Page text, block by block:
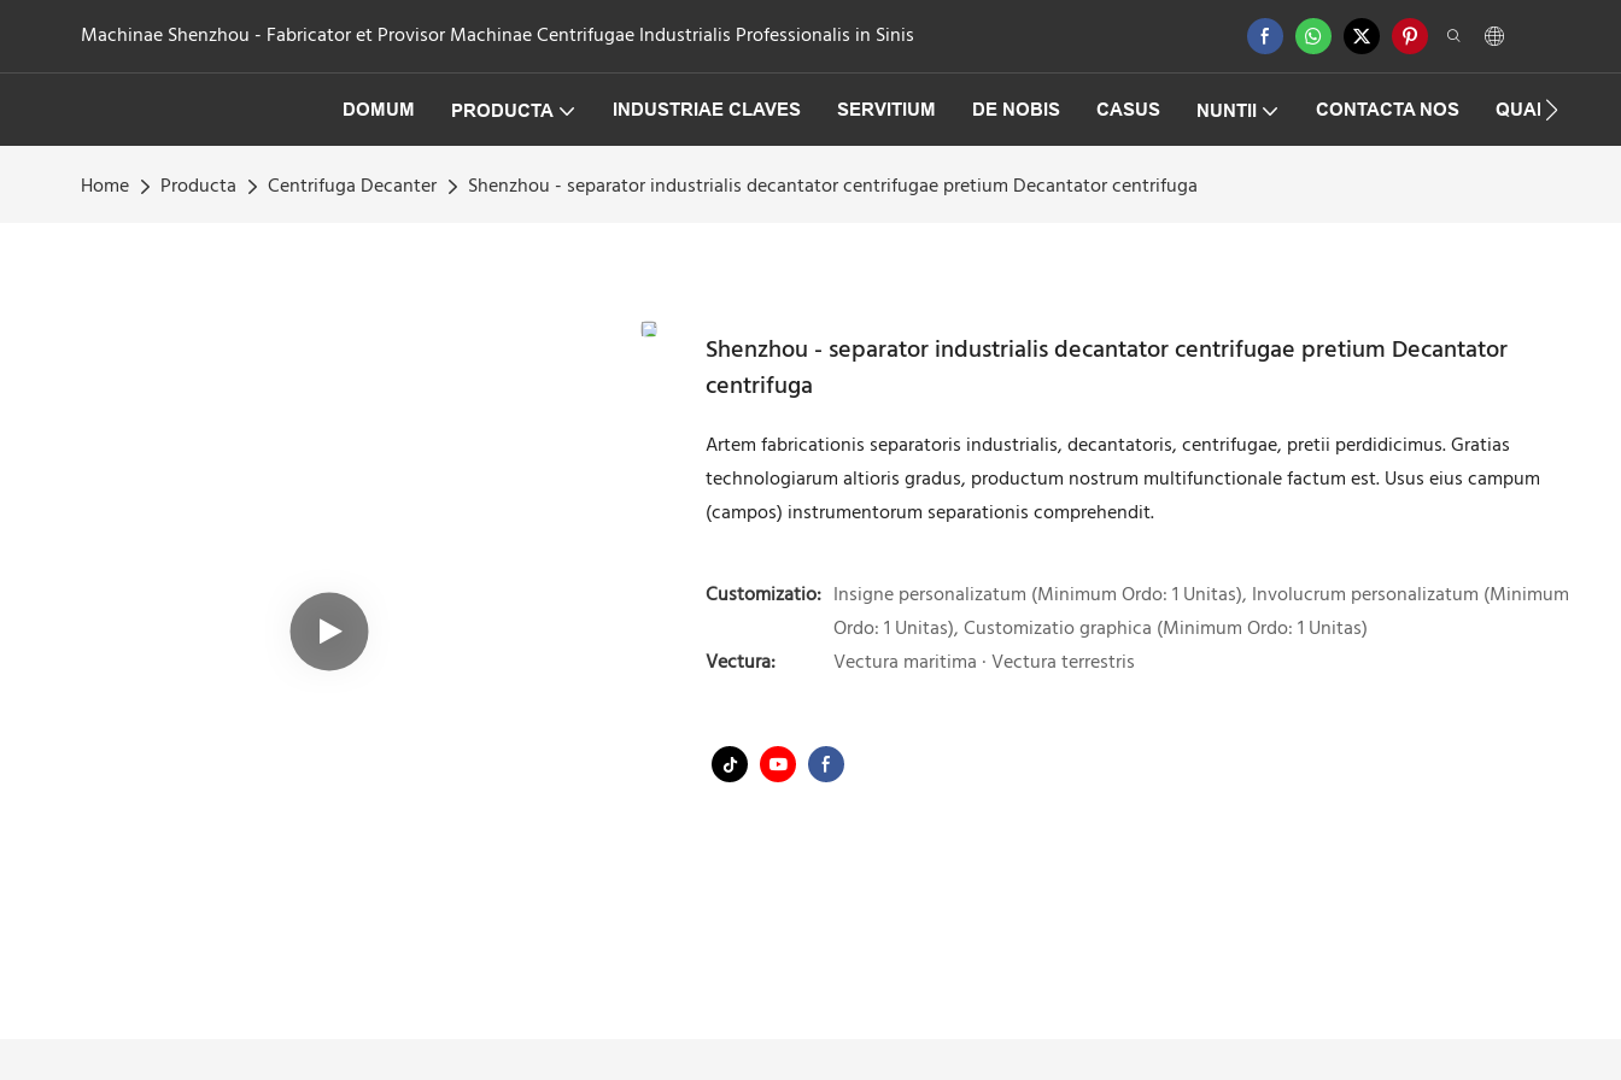
Machinae Shenzhou - Fabricator et Provisor Machinae Centrifugae Industrialis Professionalis in Sinis
DOMUM PRODUCTA INDUSTRIAE CLAVES SERVITIUM DE NOBIS CASUS NUNTII CONTACTA NOS
Home Producta Centrifuga Decanter Shenzhou - separator industrialis decantator centrifugae pretium Decantator centrifuga
Shenzhou - separator industrialis decantator centrifugae pretium Decantator
centrifuga
Artem fabricationis separatoris industrialis, decantatoris, centrifugae, pretii perdidicimus. Gratias
technologiarum altioris gradus, productum nostrum multifunctionale factum est. Usus eius campum
(campos) instrumentorum separationis comprehendit.
Customizatio: Insigne personalizatum (Minimum Ordo: 1 Unitas), Involucrum personalizatum (Minimum
Ordo: 1 Unitas), Customizatio graphica (Minimum Ordo: 1 Unitas)
Vectura:
Vectura maritima · Vectura terrestris